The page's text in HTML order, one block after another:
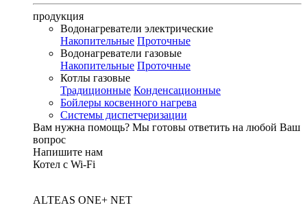
продукция
Водонагреватели электрические
Накопительные Проточные
Водонагреватели газовые
Накопительные Проточные
Котлы газовые
Традиционные Конденсационные
Бойлеры косвенного нагрева
Системы диспетчеризации
Вам нужна помощь? Мы готовы ответить на любой Ваш
вопрос
Напишите нам
Котел с Wi-Fi
ALTEAS ONE+ NET